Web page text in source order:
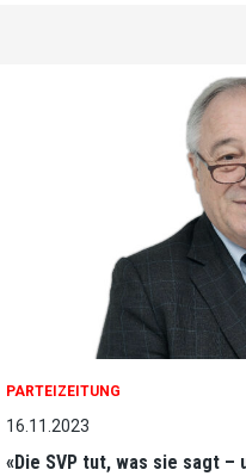
PARTEIZEITUNG
16.11.2023
«Die SVP tut, was sie sagt –